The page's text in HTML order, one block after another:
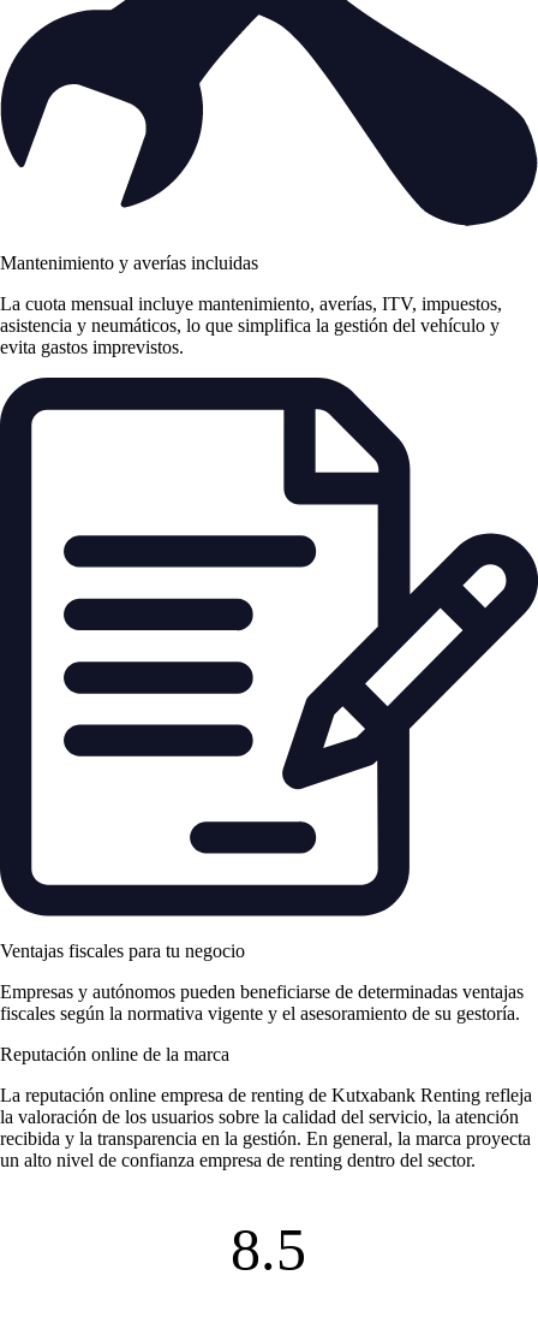
Mantenimiento y averías incluidas
La cuota mensual incluye mantenimiento, averías, ITV, impuestos,
asistencia y neumáticos, lo que simplifica la gestión del vehículo y
evita gastos imprevistos.
Ventajas fiscales para tu negocio
Empresas y autónomos pueden beneficiarse de determinadas ventajas
fiscales según la normativa vigente y el asesoramiento de su gestoría.
Reputación online de la marca
La reputación online empresa de renting de Kutxabank Renting refleja
la valoración de los usuarios sobre la calidad del servicio, la atención
recibida y la transparencia en la gestión. En general, la marca proyecta
un alto nivel de confianza empresa de renting dentro del sector.
8.5